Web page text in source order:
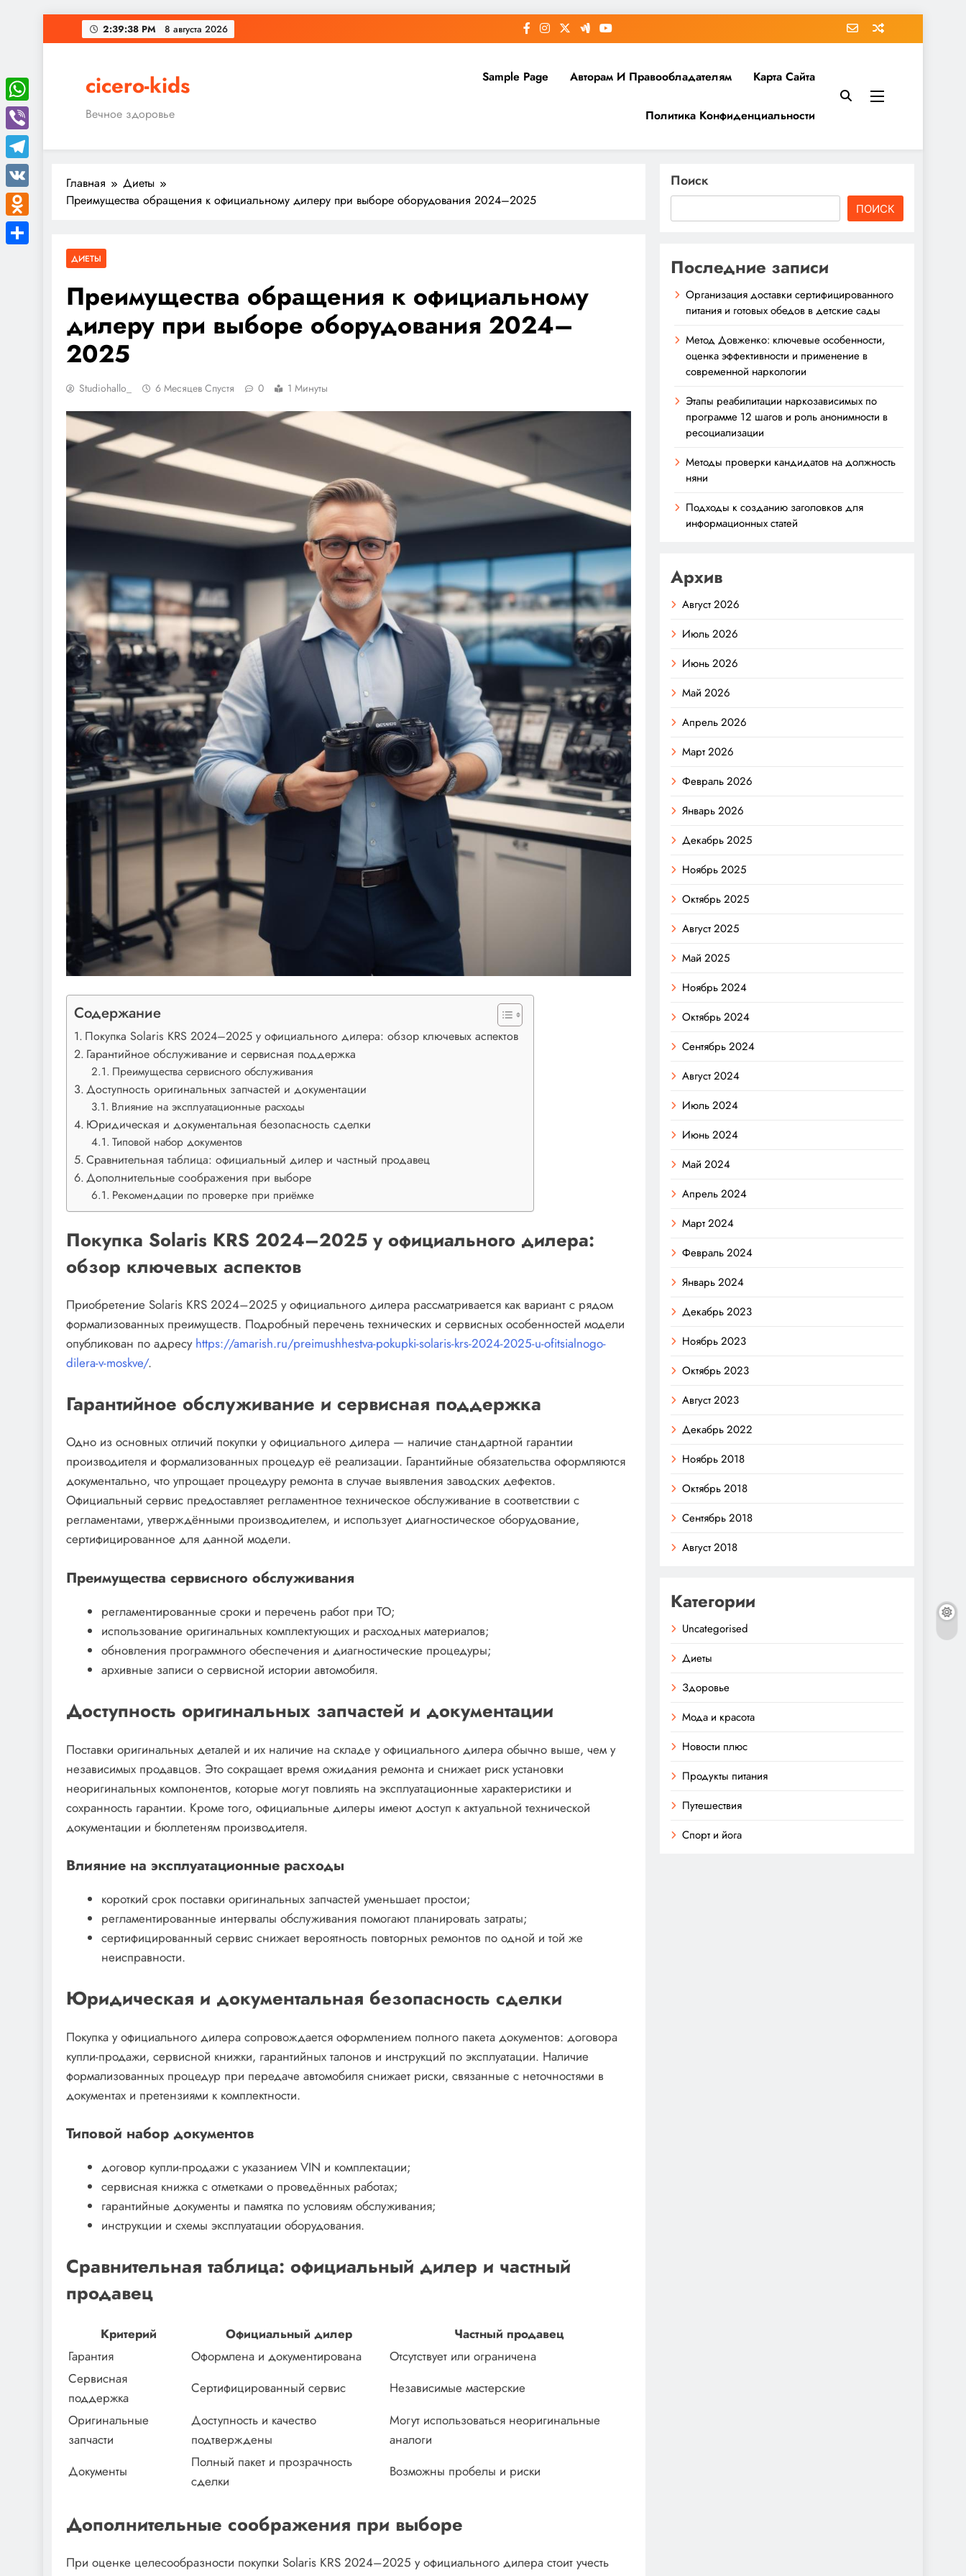
Перейти
к
2:39:39 PM 8 августа 2026
cicero-kids
Вечное здоровье
Sample Page Авторам И Правообладателям Карта Сайта
Политика Конфиденциальности
Главная
Диеты
Преимущества обращения к официальному дилеру при выборе оборудования 2024–2025
ДИЕТЫ
Преимущества обращения к официальному
дилеру при выборе оборудования 2024–
2025
Studiohallo_ 6 Месяцев Спустя 0 1 Минуты
Содержание
Покупка Solaris KRS 2024–2025 у официального дилера: обзор ключевых аспектов
Гарантийное обслуживание и сервисная поддержка
Преимущества сервисного обслуживания
Доступность оригинальных запчастей и документации
Влияние на эксплуатационные расходы
Юридическая и документальная безопасность сделки
Типовой набор документов
Сравнительная таблица: официальный дилер и частный продавец
Дополнительные соображения при выборе
Рекомендации по проверке при приёмке
Покупка Solaris KRS 2024–2025 у официального дилера:
обзор ключевых аспектов
Приобретение Solaris KRS 2024–2025 у официального дилера рассматривается как вариант с рядом
формализованных преимуществ. Подробный перечень технических и сервисных особенностей модели
опубликован по адресу https://amarish.ru/preimushhestva-pokupki-solaris-krs-2024-2025-u-ofitsialnogo-
dilera-v-moskve/.
Гарантийное обслуживание и сервисная поддержка
Одно из основных отличий покупки у официального дилера — наличие стандартной гарантии
производителя и формализованных процедур её реализации. Гарантийные обязательства оформляются
документально, что упрощает процедуру ремонта в случае выявления заводских дефектов.
Официальный сервис предоставляет регламентное техническое обслуживание в соответствии с
регламентами, утверждёнными производителем, и использует диагностическое оборудование,
сертифицированное для данной модели.
Преимущества сервисного обслуживания
регламентированные сроки и перечень работ при ТО;
использование оригинальных комплектующих и расходных материалов;
обновления программного обеспечения и диагностические процедуры;
архивные записи о сервисной истории автомобиля.
Доступность оригинальных запчастей и документации
Поставки оригинальных деталей и их наличие на складе у официального дилера обычно выше, чем у
независимых продавцов. Это сокращает время ожидания ремонта и снижает риск установки
неоригинальных компонентов, которые могут повлиять на эксплуатационные характеристики и
сохранность гарантии. Кроме того, официальные дилеры имеют доступ к актуальной технической
документации и бюллетеням производителя.
Влияние на эксплуатационные расходы
короткий срок поставки оригинальных запчастей уменьшает простои;
регламентированные интервалы обслуживания помогают планировать затраты;
сертифицированный сервис снижает вероятность повторных ремонтов по одной и той же
неисправности.
Юридическая и документальная безопасность сделки
Покупка у официального дилера сопровождается оформлением полного пакета документов: договора
купли-продажи, сервисной книжки, гарантийных талонов и инструкций по эксплуатации. Наличие
формализованных процедур при передаче автомобиля снижает риски, связанные с неточностями в
документах и претензиями к комплектности.
Типовой набор документов
договор купли-продажи с указанием VIN и комплектации;
сервисная книжка с отметками о проведённых работах;
гарантийные документы и памятка по условиям обслуживания;
инструкции и схемы эксплуатации оборудования.
Сравнительная таблица: официальный дилер и частный
продавец
Критерий Официальный дилер
Частный продавец
Гарантия
Оформлена и документирована
Отсутствует или ограничена
Сервисная
поддержка
Сертифицированный сервис
Независимые мастерские
Оригинальные
запчасти
Доступность и качество
подтверждены
Могут использоваться неоригинальные
аналоги
Документы
Полный пакет и прозрачность
сделки
Возможны пробелы и риски
Дополнительные соображения при выборе
При оценке целесообразности покупки Solaris KRS 2024–2025 у официального дилера стоит учесть
Поиск
ПОИСК
Последние записи
Организация доставки сертифицированного
питания и готовых обедов в детские сады
Метод Довженко: ключевые особенности,
оценка эффективности и применение в
современной наркологии
Этапы реабилитации наркозависимых по
программе 12 шагов и роль анонимности в
ресоциализации
Методы проверки кандидатов на должность
няни
Подходы к созданию заголовков для
информационных статей
Архив
Август 2026
Июль 2026
Июнь 2026
Май 2026
Апрель 2026
Март 2026
Февраль 2026
Январь 2026
Декабрь 2025
Ноябрь 2025
Октябрь 2025
Август 2025
Май 2025
Ноябрь 2024
Октябрь 2024
Сентябрь 2024
Август 2024
Июль 2024
Июнь 2024
Май 2024
Апрель 2024
Март 2024
Февраль 2024
Январь 2024
Декабрь 2023
Ноябрь 2023
Октябрь 2023
Август 2023
Декабрь 2022
Ноябрь 2018
Октябрь 2018
Сентябрь 2018
Август 2018
Категории
Uncategorised
Диеты
Здоровье
Мода и красота
Новости плюс
Продукты питания
Путешествия
Спорт и йога
WhatsApp
Viber
Telegram
VK
Odnoklassniki